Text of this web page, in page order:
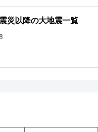
災以降の大地震一覧